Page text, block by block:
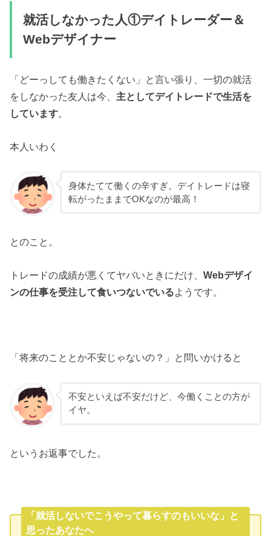
就活しなかった人①デイトレーダー＆
Webデザイナー
「どーっしても働きたくない」と言い張り、一切の就活
をしなかった友人は今、 主としてデイトレードで生活を
しています。
本人いわく
身体たてて働くの辛すぎ。デイトレードは寝
転がったままでOKなのが最高！
とのこと。
トレードの成績が悪くてヤバいときにだけ、Webデザイ
ンの仕事を受注して食いつないでいるようです。
「将来のこととか不安じゃないの？」と問いかけると
不安といえば不安だけど、今働くことの方が
イヤ。
というお返事でした。
「就活しないでこうやって暮らすのもいいな」と
思ったあなたへ